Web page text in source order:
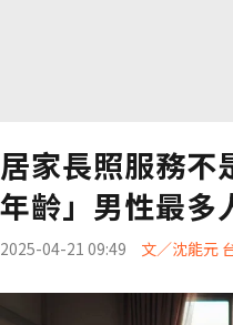
居家長照服務不
年齡」男性最多
2025-04-21 09:49 文／沈能元